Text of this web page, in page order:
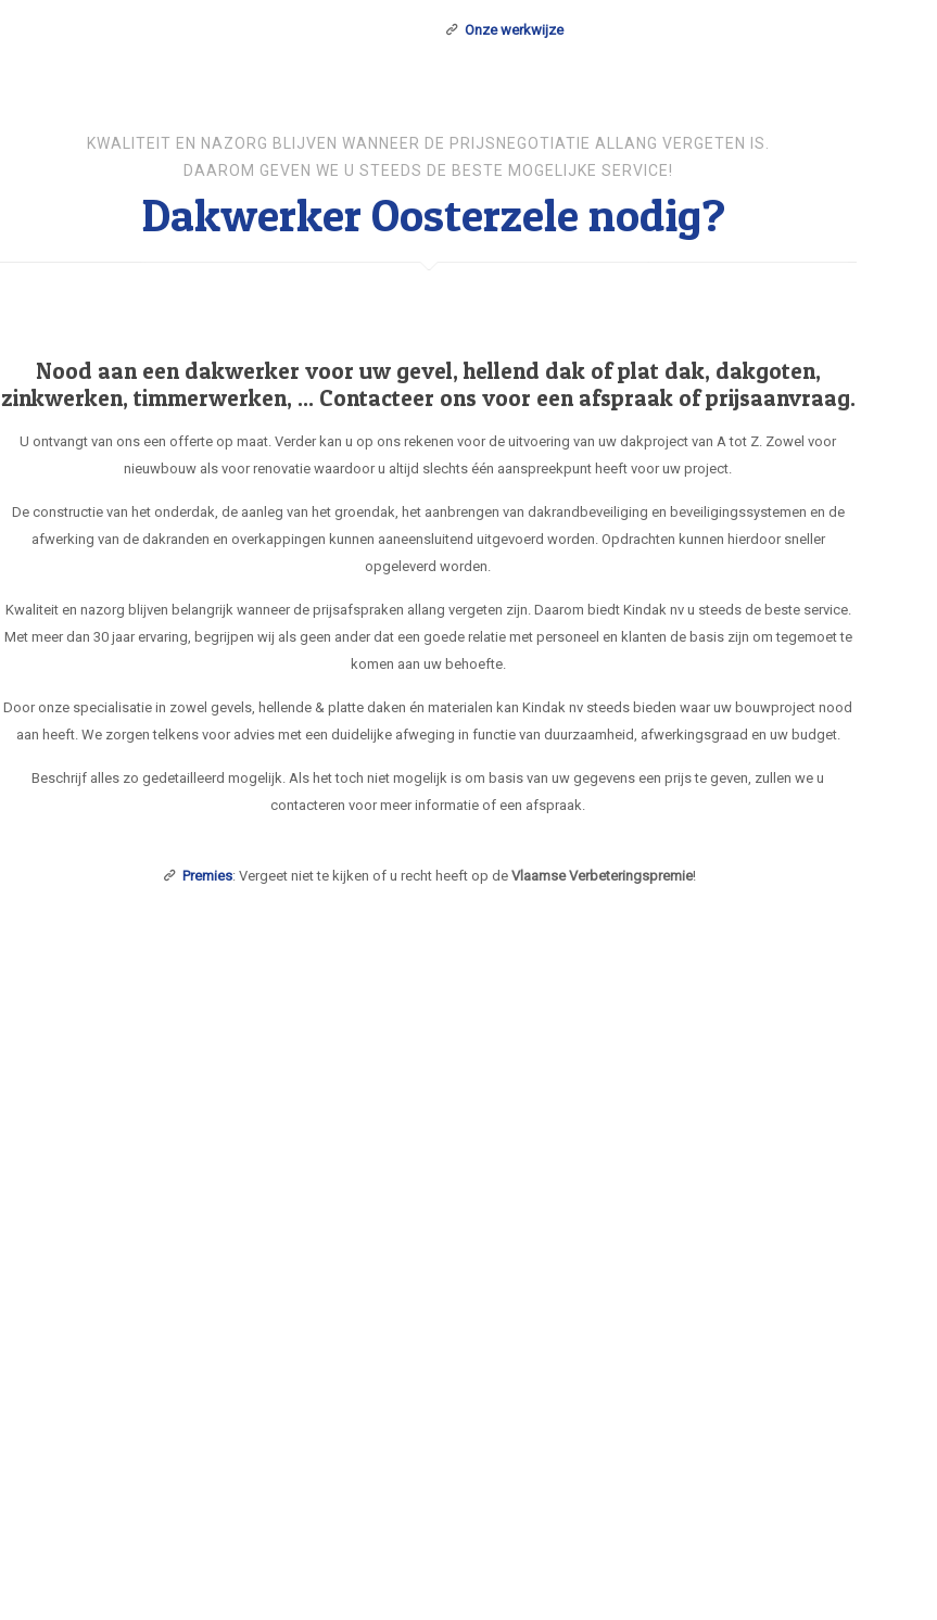
Onze werkwijze
KWALITEIT EN NAZORG BLIJVEN WANNEER DE PRIJSNEGOTIATIE ALLANG VERGETEN IS.
DAAROM GEVEN WE U STEEDS DE BESTE MOGELIJKE SERVICE!
Dakwerker Oosterzele nodig?
Nood aan een dakwerker voor uw gevel, hellend dak of plat dak, dakgoten,
zinkwerken, timmerwerken, ... Contacteer ons voor een afspraak of prijsaanvraag.
U ontvangt van ons een offerte op maat. Verder kan u op ons rekenen voor de uitvoering van uw dakproject van A tot Z. Zowel voor
nieuwbouw als voor renovatie waardoor u altijd slechts één aanspreekpunt heeft voor uw project.
De constructie van het onderdak, de aanleg van het groendak, het aanbrengen van dakrandbeveiliging en beveiligingssystemen en de
afwerking van de dakranden en overkappingen kunnen aaneensluitend uitgevoerd worden. Opdrachten kunnen hierdoor sneller
opgeleverd worden.
Kwaliteit en nazorg blijven belangrijk wanneer de prijsafspraken allang vergeten zijn. Daarom biedt Kindak nv u steeds de beste service.
Met meer dan 30 jaar ervaring, begrijpen wij als geen ander dat een goede relatie met personeel en klanten de basis zijn om tegemoet te
komen aan uw behoefte.
Door onze specialisatie in zowel gevels, hellende & platte daken én materialen kan Kindak nv steeds bieden waar uw bouwproject nood
aan heeft. We zorgen telkens voor advies met een duidelijke afweging in functie van duurzaamheid, afwerkingsgraad en uw budget.
Beschrijf alles zo gedetailleerd mogelijk. Als het toch niet mogelijk is om basis van uw gegevens een prijs te geven, zullen we u
contacteren voor meer informatie of een afspraak.
Premies: Vergeet niet te kijken of u recht heeft op deVlaamse Verbeteringspremie!